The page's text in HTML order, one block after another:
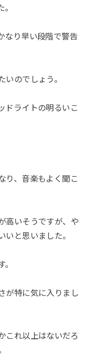
なり早い段階で警告
いのでしょう。
ドライトの明るいこ
り、音楽もよく聞こ
高いそうですが、や
いと思いました。
が特に気に入りまし
これ以上はないだろ